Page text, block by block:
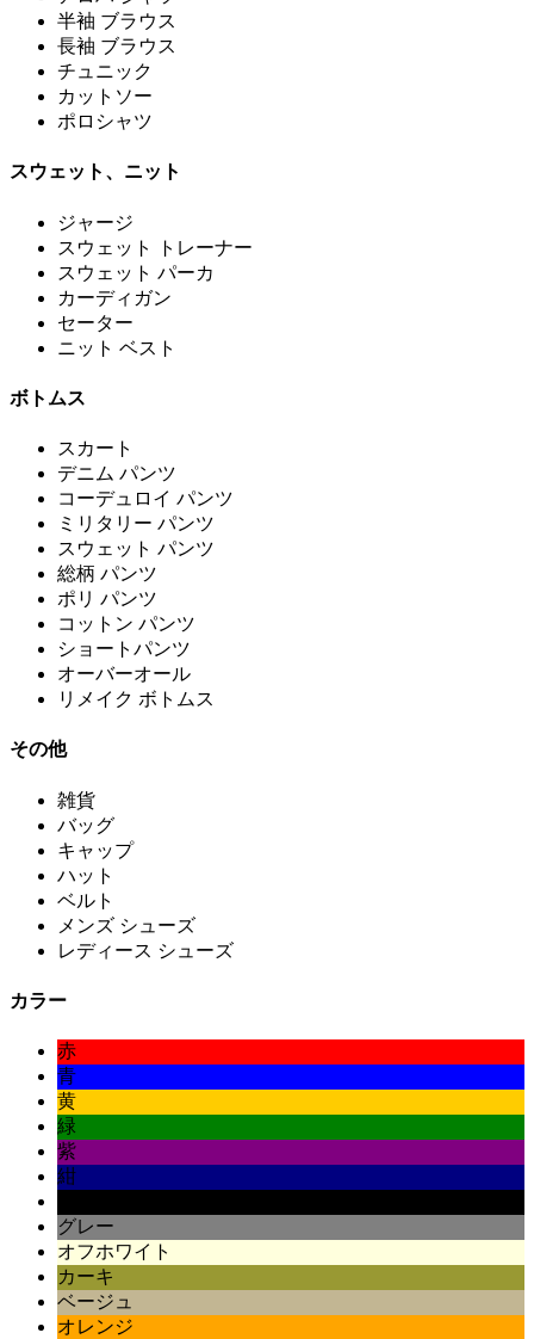
半袖 ブラウス
長袖 ブラウス
チュニック
カットソー
ポロシャツ
スウェット、ニット
ジャージ
スウェット トレーナー
スウェット パーカ
カーディガン
セーター
ニット ベスト
ボトムス
スカート
デニム パンツ
コーデュロイ パンツ
ミリタリー パンツ
スウェット パンツ
総柄 パンツ
ポリ パンツ
コットン パンツ
ショートパンツ
オーバーオール
リメイク ボトムス
その他
雑貨
バッグ
キャップ
ハット
ベルト
メンズ シューズ
レディース シューズ
カラー
赤
青
黄
緑
紫
紺
グレー
オフホワイト
カーキ
ベージュ
オレンジ